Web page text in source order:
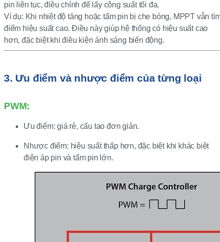
pin liên tục, điều chỉnh để lấy công suất tối đa.
Ví dụ: Khi nhiệt độ tăng hoặc tấm pin bị che bóng, MPPT vẫn
điểm hiệu suất cao. Điều này giúp hệ thống có hiệu suất cao
hơn, đặc biệt khi điều kiện ánh sáng biến động.
3. Ưu điểm và nhược điểm của từng loại
PWM:
Ưu điểm: giá rẻ, cấu tạo đơn giản.
Nhược điểm: hiệu suất thấp hơn, đặc biệt khi khác biệt
điện áp pin và tấm pin lớn.